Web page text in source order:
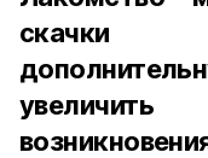
скачки